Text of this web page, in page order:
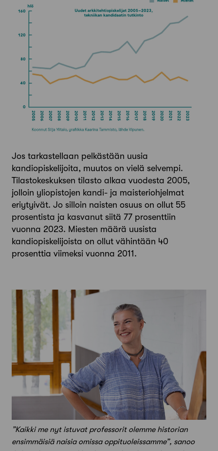
Jos tarkastellaan pelkästään uusia
kandiopiskelijoita, muutos on vielä selvempi.
Tilastokeskuksen tilasto alkaa vuodesta 2005,
jolloin yliopistojen kandi- ja maisteriohjelmat
eriytyivät. Jo silloin naisten osuus on ollut 55
prosentista ja kasvanut siitä 77 prosenttiin
vuonna 2023. Miesten määrä uusista
kandiopiskelijoista on ollut vähintään 40
prosenttia viimeksi vuonna 2011.
”Kaikki me nyt istuvat professorit olemme historian
ensimmäisiä naisia omissa oppituoleissamme”, sanoo